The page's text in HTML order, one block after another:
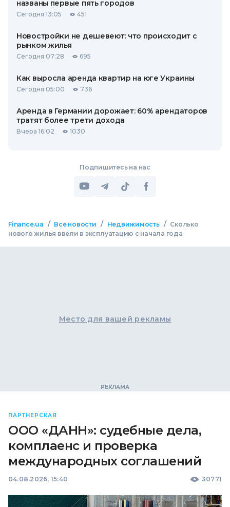
названы первые пять городов
Сегодня 13:05 451
Новостройки не дешевеют: что происходит с
рынком жилья
Сегодня 07:28 695
Как выросла аренда квартир на юге Украины
Сегодня 05:00 736
Аренда в Германии дорожает: 60% арендаторов
тратят более трети дохода
Вчера 16:02 1030
Подпишитесь на нас
Finance.ua / Все новости / Недвижимость / Сколько
нового жилья ввели в эксплуатацию с начала года
Место для вашей рекламы
ПАРТНЕРСКАЯ
ООО «ДАНН»: судебные дела,
комплаенс и проверка
международных соглашений
04.08.2026, 15:40 30771